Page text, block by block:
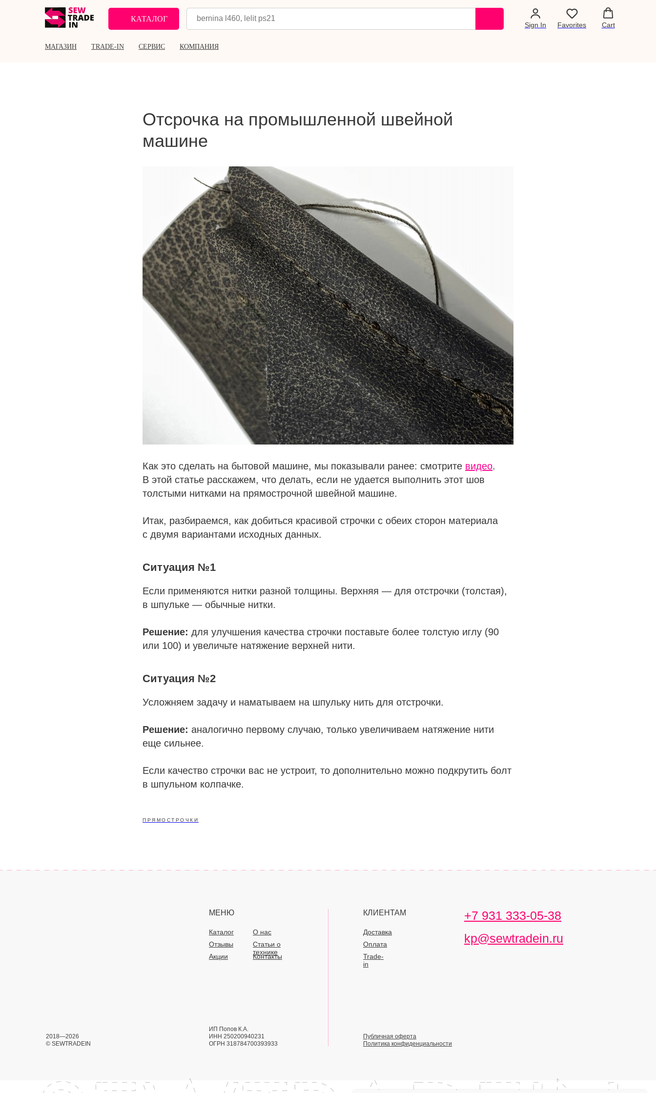
КАТАЛОГ
Sign In Favorites Cart
МАГАЗИН TRADE-IN СЕРВИС КОМПАНИЯ
Отсрочка на промышленной швейной
машине
Как это сделать на бытовой машине, мы показывали ранее: смотрите видео.
В этой статье расскажем, что делать, если не удается выполнить этот шов
толстыми нитками на прямострочной швейной машине.
Итак, разбираемся, как добиться красивой строчки с обеих сторон материала
с двумя вариантами исходных данных.
Ситуация №1
Если применяются нитки разной толщины. Верхняя — для отстрочки (толстая),
в шпульке — обычные нитки.
Решение: для улучшения качества строчки поставьте более толстую иглу (90
или 100) и увеличьте натяжение верхней нити.
Ситуация №2
Усложняем задачу и наматываем на шпульку нить для отстрочки.
Решение: аналогично первому случаю, только увеличиваем натяжение нити
еще сильнее.
Если качество строчки вас не устроит, то дополнительно можно подкрутить болт
в шпульном колпачке.
ПРЯМОСТРОЧКИ
МЕНЮ КЛИЕНТАМ
Каталог О нас
Доставка
Статьи о
технике
Оплата
Отзывы
Акции
Контакты
Trade-
in
+7 931 333-05-38
kp@sewtradein.ru
ИП Попов К.А.
ИНН 250200940231
ОГРН 318784700393933
Политика конфиденциальности
Публичная оферта
2018—2026
© SEWTRADEIN